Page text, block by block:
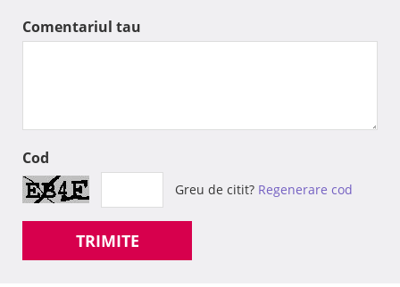
Comentariul tau
Cod
Greu de citit? Regenerare cod
TRIMITE